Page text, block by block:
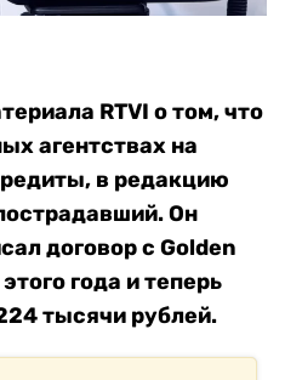
RTVI о том, что
агентствах на
в редакцию
Он
договор с Golden
года и теперь
тысячи рублей.